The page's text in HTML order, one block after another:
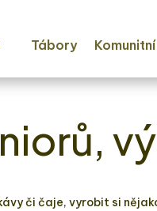
Tábory
či čaje, vyrobit si